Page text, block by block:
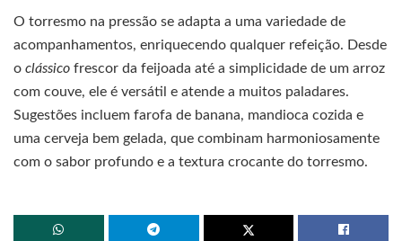
O torresmo na pressão se adapta a uma variedade de
acompanhamentos, enriquecendo qualquer refeição. Desde
o clássico frescor da feijoada até a simplicidade de um arroz
com couve, ele é versátil e atende a muitos paladares.
Sugestões incluem farofa de banana, mandioca cozida e
uma cerveja bem gelada, que combinam harmoniosamente
com o sabor profundo e a textura crocante do torresmo.